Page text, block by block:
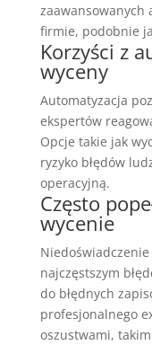
zaawansowanych
firmie, podobnie
Korzyści z
wyceny
Automatyzacja
ekspertów
Opcje takie jak
ryzyko błędów
operacyjną.
Często
wycenie
najczęstszym
do błędnych
profesjonalnego
oszustwami,